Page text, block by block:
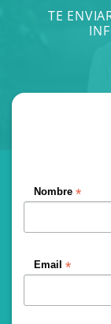
TE
Nombre *
Email *